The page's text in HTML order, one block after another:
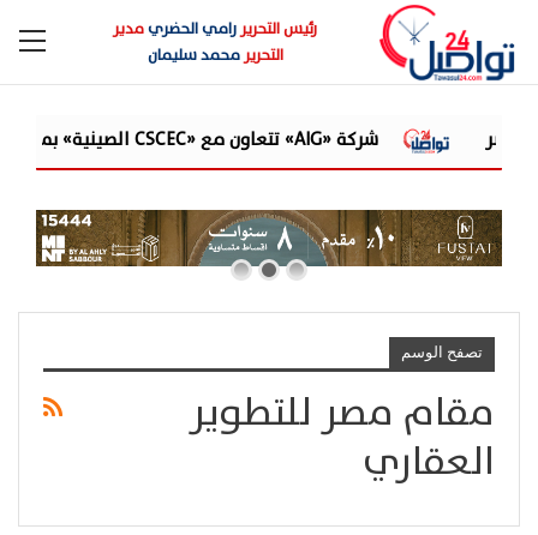
رئيس التحريررامي الحضريمدير
التحريرمحمد سليمان
شركة «AIG» تتعاون مع «CSCEC الصينية» بمشروع «AI Tower» بأعلى المعايير العالمية
تصفح الوسم
مقام مصر للتطوير
العقاري